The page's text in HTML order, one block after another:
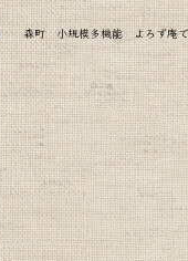
森町 小規模多機能 よろず庵で